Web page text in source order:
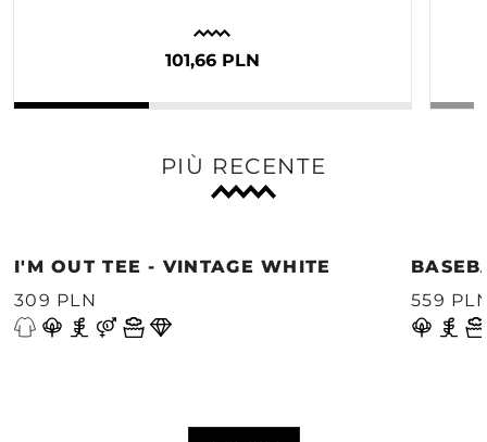
101,66 PLN
PIÙ RECENTE
I'M OUT TEE - VINTAGE WHITE
309 PLN
559